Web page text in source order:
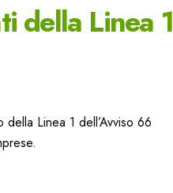
della Linea 1
Linea 1 dell’Avviso 66